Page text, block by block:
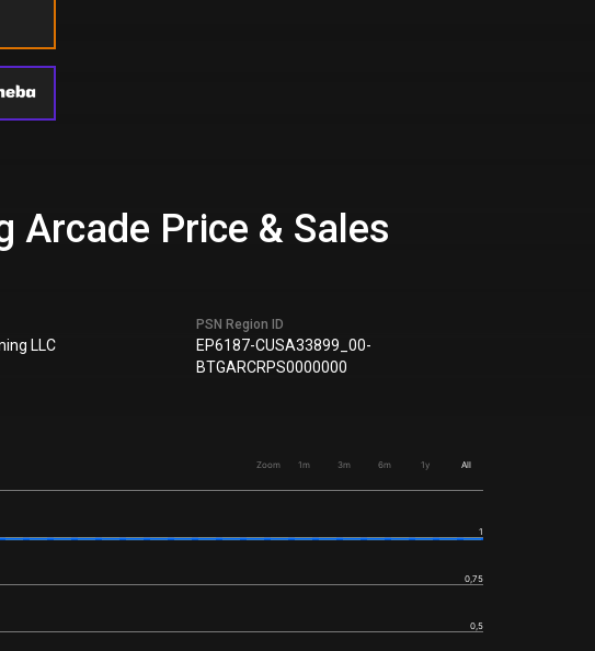
Arcade Price & Sales
LLC
PSN Region ID
EP6187-CUSA33899_00-
BTGARCRPS0000000
Zoom 1m 3m 6m 1y All
0,5
0,75
1